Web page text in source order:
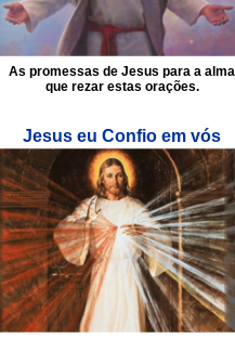
As promessas de Jesus para a alma
que rezar estas orações.
Jesus eu Confio em vós